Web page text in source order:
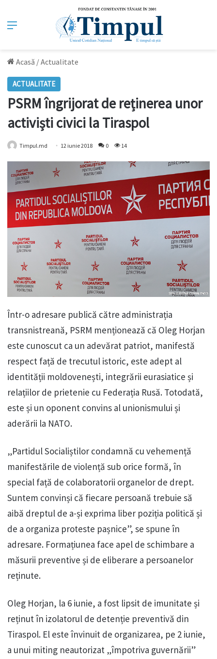
Meniu
Acasă /Actualitate
ACTUALITATE
PSRM îngrijorat de reținerea unor
activiști civici la Tiraspol
Timpul.md 12 iunie 2018 0 14
Într-o adresare publică către administrația
transnistreană, PSRM menționează că Oleg Horjan
este cunoscut ca un adevărat patriot, manifestă
respect față de trecutul istoric, este adept al
identității moldovenești, integrării eurasiatice și
relațiilor de prietenie cu Federația Rusă. Totodată,
este și un oponent convins al unionismului și
aderării la NATO.
„Partidul Socialiștilor condamnă cu vehemență
manifestările de violență sub orice formă, în
special față de colaboratorii organelor de drept.
Suntem convinși că fiecare persoană trebuie să
aibă dreptul de a-și exprima liber poziția politică și
de a organiza proteste pașnice”, se spune în
adresare. Formațiunea face apel de schimbare a
măsurii preventive și de eliberare a persoanelor
reținute.
Oleg Horjan, la 6 iunie, a fost lipsit de imunitate și
reținut în izolatorul de detenție preventivă din
Tiraspol. El este învinuit de organizarea, pe 2 iunie,
a unui miting neautorizat „împotriva guvernării”